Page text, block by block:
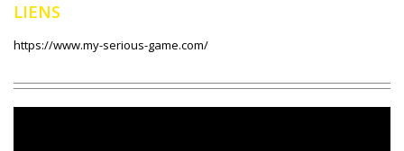
LIENS
https://www.my-serious-game.com/